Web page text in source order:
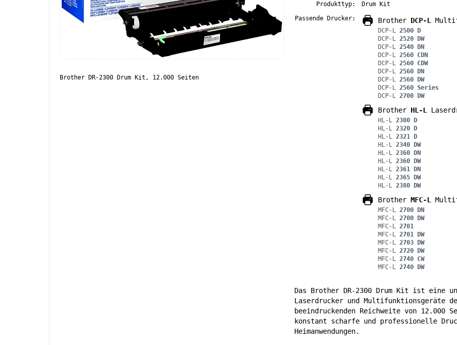
Brother DR-2300 Drum Kit, 12.000 Seiten
Produkttyp:
Drum Kit
Passende Drucker:
Brother DCP-L
DCP-L 2500 D
DCP-L 2520 DW
DCP-L 2540 DN
DCP-L 2560 CDN
DCP-L 2560 CDW
DCP-L 2560 DN
DCP-L 2560 DW
DCP-L 2560 Series
DCP-L 2700 DW
Brother HL-L
HL-L 2300 D
HL-L 2320 D
HL-L 2321 D
HL-L 2340 DW
HL-L 2360 DN
HL-L 2360 DW
HL-L 2361 DN
HL-L 2365 DW
HL-L 2380 DW
Brother MFC-L
MFC-L 2700 DN
MFC-L 2700 DW
MFC-L 2701
MFC-L 2701 DW
MFC-L 2703 DW
MFC-L 2720 DW
MFC-L 2740 CW
MFC-L 2740 DW
Das Brother DR-2300 Drum Kit ist eine
Laserdrucker und Multifunktionsgeräte
beeindruckenden Reichweite von 12.000
konstant scharfe und professionelle
Heimanwendungen.